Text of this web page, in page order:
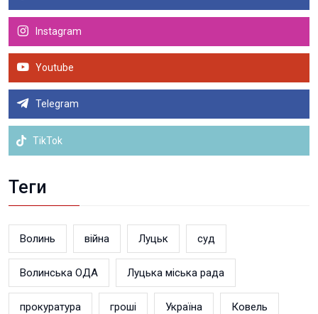
Instagram
Youtube
Telegram
TikTok
Теги
Волинь війна Луцьк суд
Волинська ОДА Луцька міська рада
прокуратура гроші Україна Ковель